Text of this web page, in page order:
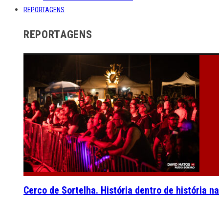
REPORTAGENS
REPORTAGENS
Cerco de Sortelha. História dentro de história